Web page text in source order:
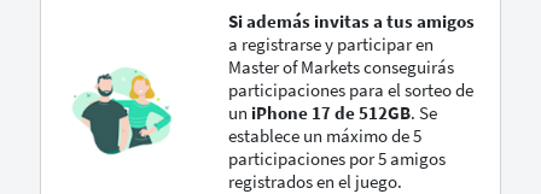
Si además invitas a tus amigos
a registrarse y participar en
Master of Markets conseguirás
participaciones para el sorteo de
un iPhone 17 de 512GB. Se
establece un máximo de 5
participaciones por 5 amigos
registrados en el juego.